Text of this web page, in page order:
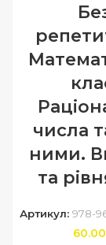
числа
ними.
та
Артикул: 978-
60.00